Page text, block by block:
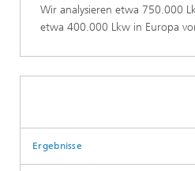
Wir analysieren etwa 750.000
etwa 400.000 Lkw in Europa
Ergebnisse